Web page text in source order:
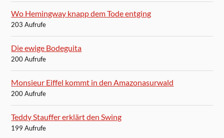
Wo Hemingway knapp dem Tode entging
203 Aufrufe
Die ewige Bodeguita
200 Aufrufe
Monsieur Eiffel kommt in den Amazonasurwald
200 Aufrufe
Teddy Stauffer erklärt den Swing
199 Aufrufe